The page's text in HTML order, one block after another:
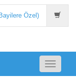
Özel)
Toggle